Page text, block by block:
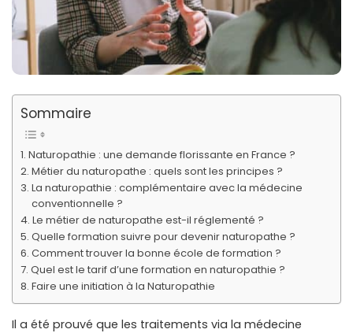
Sommaire
Naturopathie : une demande florissante en France ?
Métier du naturopathe : quels sont les principes ?
La naturopathie : complémentaire avec la médecine
conventionnelle ?
Le métier de naturopathe est-il réglementé ?
Quelle formation suivre pour devenir naturopathe ?
Comment trouver la bonne école de formation ?
Quel est le tarif d’une formation en naturopathie ?
Faire une initiation à la Naturopathie
Il a été prouvé que les traitements via la médecine